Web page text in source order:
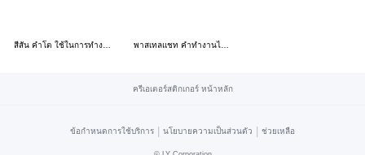
ครีเอเตอร์สติกเกอร์ หน้าหลัก
ข้อกำหนดการใช้บริการ | นโยบายความเป็นส่วนตัว | ช่วยเหลือ